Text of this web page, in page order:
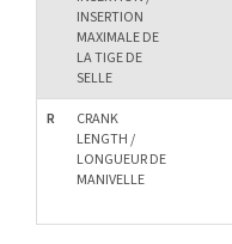
INSERTION
MAXIMALE DE
LA TIGE DE
SELLE
R
CRANK
LENGTH /
LONGUEUR DE
MANIVELLE